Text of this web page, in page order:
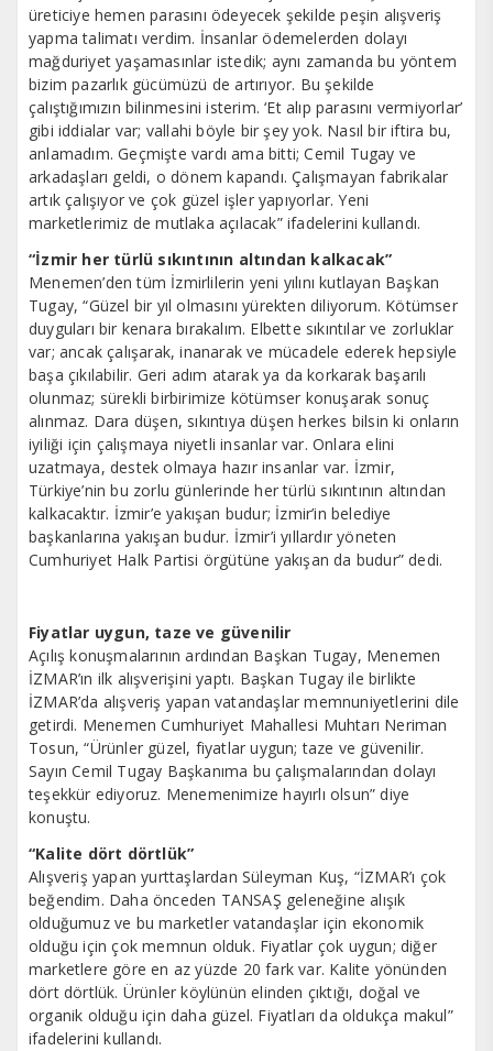
üreticiye hemen parasını ödeyecek şekilde peşin alışveriş
yapma talimatı verdim. İnsanlar ödemelerden dolayı
mağduriyet yaşamasınlar istedik; aynı zamanda bu yöntem
bizim pazarlık gücümüzü de artırıyor. Bu şekilde
çalıştığımızın bilinmesini isterim. ‘Et alıp parasını vermiyorlar’
gibi iddialar var; vallahi böyle bir şey yok. Nasıl bir iftira bu,
anlamadım. Geçmişte vardı ama bitti; Cemil Tugay ve
arkadaşları geldi, o dönem kapandı. Çalışmayan fabrikalar
artık çalışıyor ve çok güzel işler yapıyorlar. Yeni
marketlerimiz de mutlaka açılacak” ifadelerini kullandı.
“İzmir her türlü sıkıntının altından kalkacak”
Menemen’den tüm İzmirlilerin yeni yılını kutlayan Başkan
Tugay, “Güzel bir yıl olmasını yürekten diliyorum. Kötümser
duyguları bir kenara bırakalım. Elbette sıkıntılar ve zorluklar
var; ancak çalışarak, inanarak ve mücadele ederek hepsiyle
başa çıkılabilir. Geri adım atarak ya da korkarak başarılı
olunmaz; sürekli birbirimize kötümser konuşarak sonuç
alınmaz. Dara düşen, sıkıntıya düşen herkes bilsin ki onların
iyiliği için çalışmaya niyetli insanlar var. Onlara elini
uzatmaya, destek olmaya hazır insanlar var. İzmir,
Türkiye’nin bu zorlu günlerinde her türlü sıkıntının altından
kalkacaktır. İzmir’e yakışan budur; İzmir’in belediye
başkanlarına yakışan budur. İzmir’i yıllardır yöneten
Cumhuriyet Halk Partisi örgütüne yakışan da budur” dedi.
Fiyatlar uygun, taze ve güvenilir
Açılış konuşmalarının ardından Başkan Tugay, Menemen
İZMAR’ın ilk alışverişini yaptı. Başkan Tugay ile birlikte
İZMAR’da alışveriş yapan vatandaşlar memnuniyetlerini dile
getirdi. Menemen Cumhuriyet Mahallesi Muhtarı Neriman
Tosun, “Ürünler güzel, fiyatlar uygun; taze ve güvenilir.
Sayın Cemil Tugay Başkanıma bu çalışmalarından dolayı
teşekkür ediyoruz. Menemenimize hayırlı olsun” diye
konuştu.
“Kalite dört dörtlük”
Alışveriş yapan yurttaşlardan Süleyman Kuş, “İZMAR’ı çok
beğendim. Daha önceden TANSAŞ geleneğine alışık
olduğumuz ve bu marketler vatandaşlar için ekonomik
olduğu için çok memnun olduk. Fiyatlar çok uygun; diğer
marketlere göre en az yüzde 20 fark var. Kalite yönünden
dört dörtlük. Ürünler köylünün elinden çıktığı, doğal ve
organik olduğu için daha güzel. Fiyatları da oldukça makul”
ifadelerini kullandı.